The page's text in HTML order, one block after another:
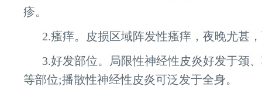
疹。
2.瘙痒。皮损区域阵发性瘙痒，夜晚尤甚
3.好发部位。局限性神经性皮炎好发于颈
等部位;播散性神经性皮炎可泛发于全身。